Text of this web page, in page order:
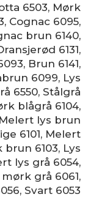
6503, Mørk
, Cognac 6095,
brun 6140,
6131,
, Brun 6141,
6099, Lys
6550, Stålgrå
blågrå 6104,
Melert lys brun
6101, Melert
6103, Lys
lys grå 6054,
grå 6061,
, Svart 6053